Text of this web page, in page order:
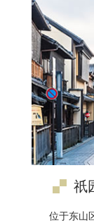
祇
位于东山